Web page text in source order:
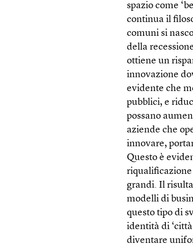
spazio come
continua il
comuni si
della
ottiene un
innovazione
evidente che
pubblici, e
possano
aziende che
innovare,
Questo è
grandi. Il
modelli di
questo tipo di
identità di
diventare